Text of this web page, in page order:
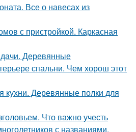
Все о навесах из
с пристройкой. Каркасная
Деревянные
спальни. Чем хорош этот
кухни. Деревянные полки для
Что важно учесть
с названиями.